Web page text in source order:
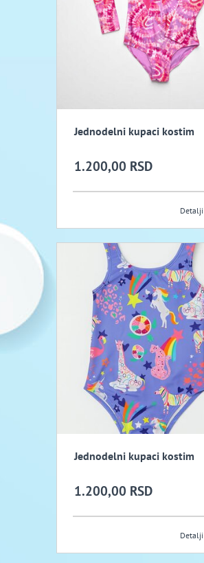
Jednodelni kupaci kostim
1.200,00 RSD
Detalji
Jednodelni kupaci kostim
1.200,00 RSD
Detalji